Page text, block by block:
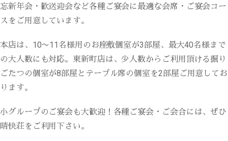
忘新年会・歓送迎会など各種ご宴会に最適な会席・ご宴会コー
スをご用意しています。
本店は、10〜11名様用のお座敷個室が3部屋、最大40名様まで
の大人数にも対応。東新町店は、少人数からご利用頂ける掘り
ごたつの個室が8部屋とテーブル席の個室を2部屋ご用意してお
ります。
小グループのご宴会も大歓迎！各種ご宴会・ご会合には、ぜひ
晴快荘をご利用下さい。